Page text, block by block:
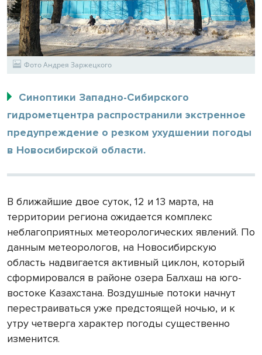
Фото Андрея Заржецкого
Синоптики Западно-Сибирского
гидрометцентра распространили экстренное
предупреждение о резком ухудшении погоды
в Новосибирской области.
В ближайшие двое суток, 12 и 13 марта, на
территории региона ожидается комплекс
неблагоприятных метеорологических явлений. По
данным метеорологов, на Новосибирскую
область надвигается активный циклон, который
сформировался в районе озера Балхаш на юго-
востоке Казахстана. Воздушные потоки начнут
перестраиваться уже предстоящей ночью, и к
утру четверга характер погоды существенно
изменится.